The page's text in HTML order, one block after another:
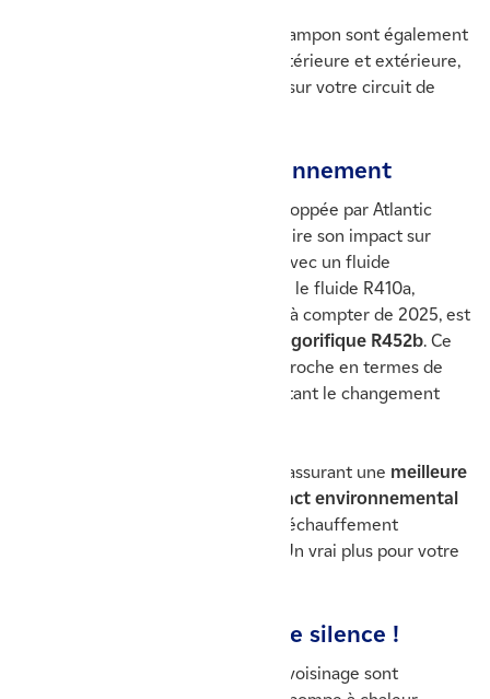
L'appoint électrique et un volume tampon sont également
intégrés de série dans les unités intérieure et extérieure,
facilitant l'installation de l'appareil sur votre circuit de
Respectueuse de l’environnement
développée par Atlantic
répond aux exigences visant à réduire son impact sur
l’environnement, en fonctionnant avec un fluide
frigorigène plus respectueux. Ainsi, le fluide R410a,
interdit sur les équipements neufs à compter de 2025, est
nouveau fluide frigorifique R452b. Ce
dernier est son équivalent le plus proche en termes de
capacité et de performances, facilitant le changement
Vous avez ainsi recours à un fluide assurant une meilleure
efficacité énergétique et un impact environnemental
, grâce à potentiel de réchauffement
climatique (GWP) bien plus faible. Un vrai plus pour votre
Un modèle qui mise sur le silence !
Votre tranquillité et celle de votre voisinage sont